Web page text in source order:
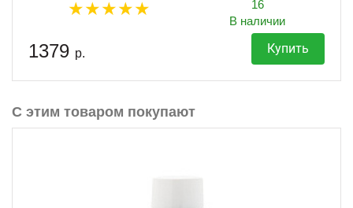
16
В наличии
1379 р. Купить
С этим товаром покупают